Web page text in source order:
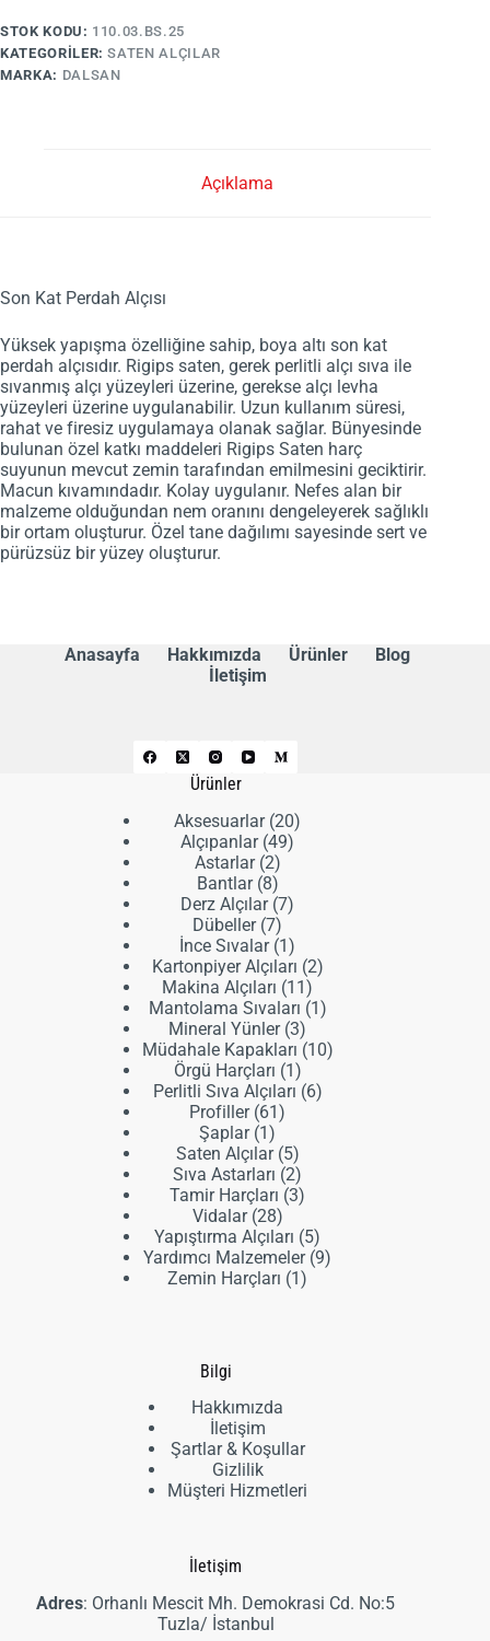
STOK KODU: 110.03.BS.25
KATEGORILER:SATEN ALÇILAR
MARKA: DALSAN
Açıklama
Son Kat Perdah Alçısı
Yüksek yapışma özelliğine sahip, boya altı son kat
perdah alçısıdır. Rigips saten, gerek perlitli alçı sıva ile
sıvanmış alçı yüzeyleri üzerine, gerekse alçı levha
yüzeyleri üzerine uygulanabilir. Uzun kullanım süresi,
rahat ve firesiz uygulamaya olanak sağlar. Bünyesinde
bulunan özel katkı maddeleri Rigips Saten harç
suyunun mevcut zemin tarafından emilmesini geciktirir.
Macun kıvamındadır. Kolay uygulanır. Nefes alan bir
malzeme olduğundan nem oranını dengeleyerek sağlıklı
bir ortam oluşturur. Özel tane dağılımı sayesinde sert ve
pürüzsüz bir yüzey oluşturur.
Anasayfa Hakkımızda Ürünler
Blog
İletişim
Ürünler
Aksesuarlar 2020
Alçıpanlar 4949
Astarlar 22
ürün
Bantlar 88
ürün
Derz Alçılar 77
Dübeller 77
ürün
İnce Sıvalar 11
ürün
Kartonpiyer Alçıları 22
Makina Alçıları 1111
ürün
Mantolama Sıvaları 11
Mineral Yünler 33
ürün
Müdahale Kapakları 1010
Örgü Harçları 11
ürün
Perlitli Sıva Alçıları 66
Profiller 6161
Şaplar 11
ürün
Saten Alçılar 55
ürün
Sıva Astarları 22
ürün
Tamir Harçları 33
Vidalar 2828
ürün
Yapıştırma Alçıları 55
ürün
Yardımcı Malzemeler 99
Zemin Harçları 11
Bilgi
Hakkımızda
İletişim
Şartlar & Koşullar
Gizlilik
Müşteri Hizmetleri
İletişim
Adres: Orhanlı Mescit Mh. Demokrasi Cd. No:5
Tuzla/ İstanbul